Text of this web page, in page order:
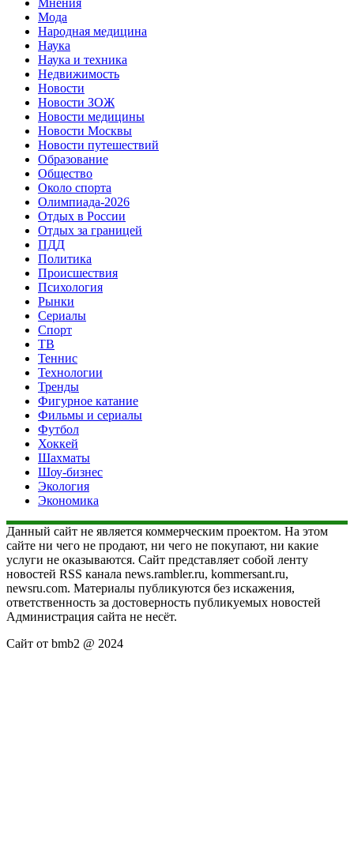
Мода
Народная медицина
Наука
Наука и техника
Недвижимость
Новости
Новости ЗОЖ
Новости медицины
Новости Москвы
Новости путешествий
Образование
Общество
Около спорта
Олимпиада-2026
Отдых в России
Отдых за границей
ПДД
Политика
Происшествия
Психология
Рынки
Сериалы
Спорт
ТВ
Теннис
Технологии
Тренды
Фигурное катание
Фильмы и сериалы
Футбол
Хоккей
Шахматы
Шоу-бизнес
Экология
Экономика
Данный сайт не является коммерческим проектом. На этом
сайте ни чего не продают, ни чего не покупают, ни какие
услуги не оказываются. Сайт представляет собой ленту
новостей RSS канала news.rambler.ru, kommersant.ru,
newsru.com. Материалы публикуются без искажения,
ответственность за достоверность публикуемых новостей
Администрация сайта не несёт.
Сайт от bmb2 @ 2024